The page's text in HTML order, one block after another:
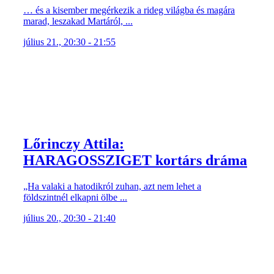
… és a kisember megérkezik a rideg világba és magára
marad, leszakad Martáról, ...
július 21., 20:30 - 21:55
Lőrinczy Attila:
HARAGOSSZIGET kortárs dráma
„Ha valaki a hatodikról zuhan, azt nem lehet a
földszintnél elkapni ölbe ...
július 20., 20:30 - 21:40